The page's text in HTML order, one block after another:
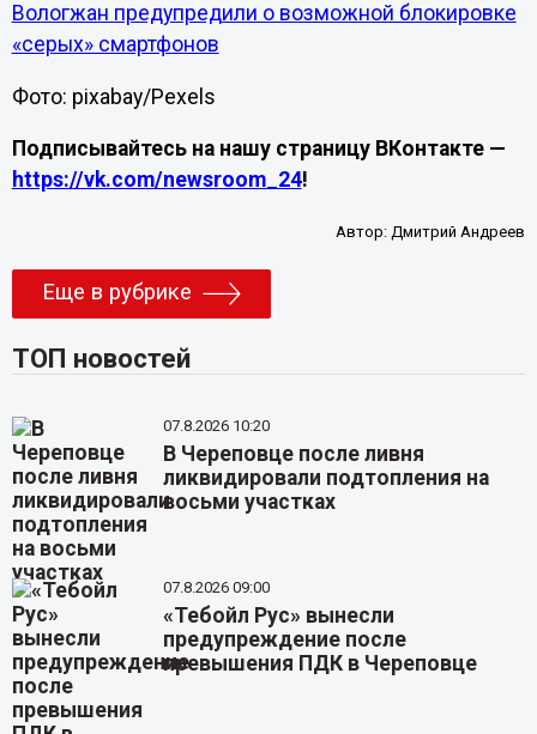
Вологжан предупредили о возможной блокировке
«серых» смартфонов
Фото: pixabay/Pexels
Подписывайтесь на нашу страницу ВКонтакте —
https://vk.com/newsroom_24!
Автор: Дмитрий Андреев
Еще в рубрике
ТОП новостей
07.8.2026 10:20
В Череповце после ливня
ликвидировали подтопления на
восьми участках
07.8.2026 09:00
«Тебойл Рус» вынесли
предупреждение после
превышения ПДК в Череповце